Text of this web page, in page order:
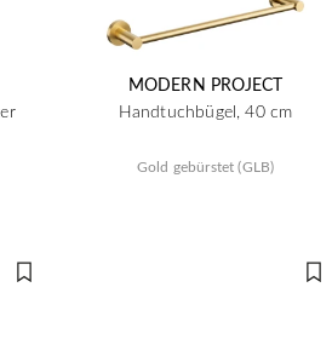
MODERN PROJECT
Handtuchbügel, 40 cm
Gold gebürstet (GLB)